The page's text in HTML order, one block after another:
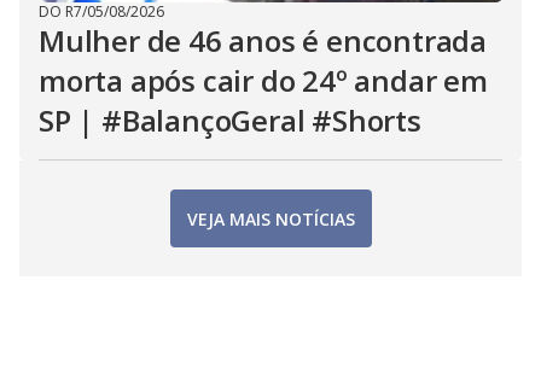
DO R7/05/08/2026
Mulher de 46 anos é encontrada
morta após cair do 24º andar em
SP | #BalançoGeral #Shorts
VEJA MAIS NOTÍCIAS